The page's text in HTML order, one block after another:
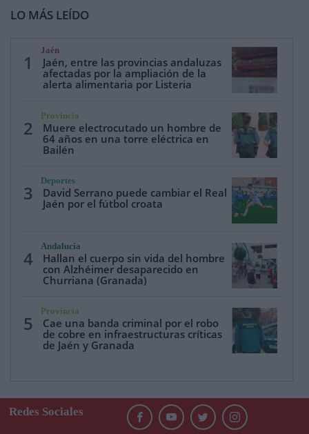
LO MÁS LEÍDO
1
Jaén
Jaén, entre las provincias andaluzas
afectadas por la ampliación de la
alerta alimentaria por Listeria
2
Provincia
Muere electrocutado un hombre de
64 años en una torre eléctrica en
Bailén
3
Deportes
David Serrano puede cambiar el Real
Jaén por el fútbol croata
4
Andalucía
Hallan el cuerpo sin vida del hombre
con Alzhéimer desaparecido en
Churriana (Granada)
5
Provincia
Cae una banda criminal por el robo
de cobre en infraestructuras críticas
de Jaén y Granada
Redes Sociales